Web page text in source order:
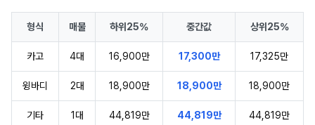
형식 매물 하위25% 중간값 상위25%
카고 4대 16,900만 17,300만 17,325만
윙바디 2대 18,900만 18,900만 18,900만
기타 1대 44,819만 44,819만 44,819만